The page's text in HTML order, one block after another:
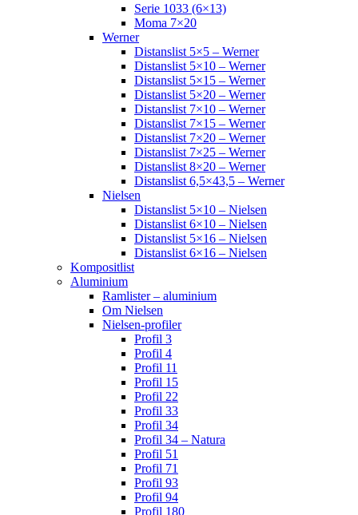
Serie 1033 (6×13)
Moma 7×20
Werner
Distanslist 5×5 – Werner
Distanslist 5×10 – Werner
Distanslist 5×15 – Werner
Distanslist 5×20 – Werner
Distanslist 7×10 – Werner
Distanslist 7×15 – Werner
Distanslist 7×20 – Werner
Distanslist 7×25 – Werner
Distanslist 8×20 – Werner
Distanslist 6,5×43,5 – Werner
Nielsen
Distanslist 5×10 – Nielsen
Distanslist 6×10 – Nielsen
Distanslist 5×16 – Nielsen
Distanslist 6×16 – Nielsen
Kompositlist
Aluminium
Ramlister – aluminium
Om Nielsen
Nielsen-profiler
Profil 3
Profil 4
Profil 11
Profil 15
Profil 22
Profil 33
Profil 34
Profil 34 – Natura
Profil 51
Profil 71
Profil 93
Profil 94
Profil 180